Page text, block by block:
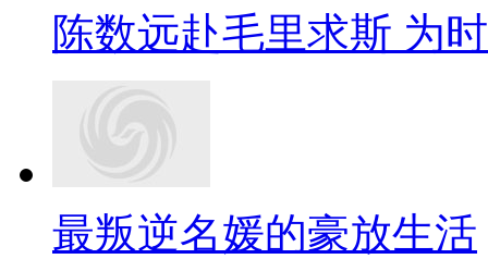
陈数远赴毛里求斯 为
最叛逆名媛的豪放生活